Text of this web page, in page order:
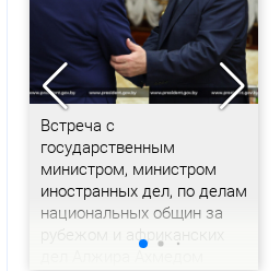
Встреча с
государственным
министром, министром
иностранных дел, по делам
национальных общин за
рубежом и африканских